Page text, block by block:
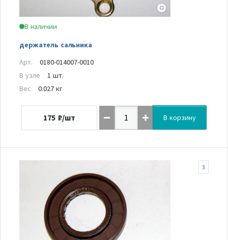
В наличии
держатель сальника
Арт.
0180-014007-0010
В узле
1 шт.
Вес
0.027 кг
175 ₽/шт В корзину
3